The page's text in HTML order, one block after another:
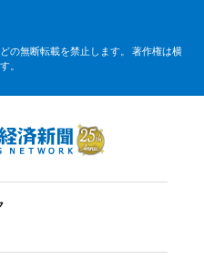
の無断転載を禁止します。 著作権は横
。